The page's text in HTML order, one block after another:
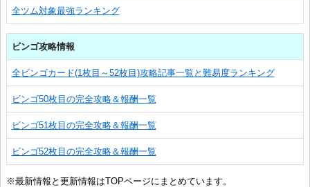
全ツム対象最強ランキング
ビンゴ攻略情報
全ビンゴカード(1枚目～52枚目)攻略記事一覧と難易度ランキング
ビンゴ50枚目の完全攻略＆報酬一覧
ビンゴ51枚目の完全攻略＆報酬一覧
ビンゴ52枚目の完全攻略＆報酬一覧
※最新情報と更新情報はTOPページにまとめています。